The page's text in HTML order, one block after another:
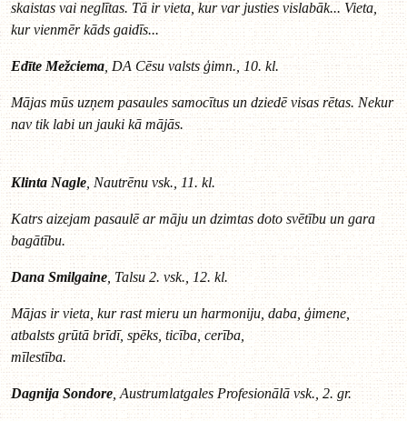
skaistas vai neglītas. Tā ir vieta, kur var justies vislabāk... Vieta,
kur vienmēr kāds gaidīs...
Edīte Mežciema, DA Cēsu valsts ģimn., 10. kl.
Mājas mūs uzņem pasaules samocītus un dziedē visas rētas. Nekur
nav tik labi un jauki kā mājās.
Klinta Nagle, Nautrēnu vsk., 11. kl.
Katrs aizejam pasaulē ar māju un dzimtas doto svētību un gara
bagātību.
Dana Smilgaine, Talsu 2. vsk., 12. kl.
Mājas ir vieta, kur rast mieru un harmoniju, daba, ģimene,
atbalsts grūtā brīdī, spēks, ticība, cerība,
mīlestība.
Dagnija Sondore, Austrumlatgales Profesionālā vsk., 2. gr.